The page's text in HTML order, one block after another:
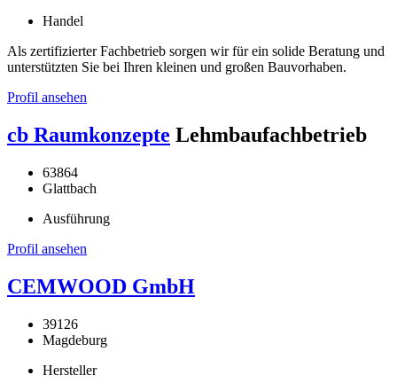
Handel
Als zertifizierter Fachbetrieb sorgen wir für ein solide Beratung und
unterstützten Sie bei Ihren kleinen und großen Bauvorhaben.
Profil ansehen
cb Raumkonzepte Lehmbaufachbetrieb
63864
Glattbach
Ausführung
Profil ansehen
CEMWOOD GmbH
39126
Magdeburg
Hersteller